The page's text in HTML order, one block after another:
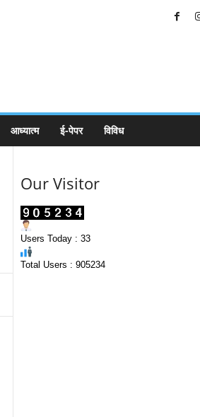
आध्यात्म ई-पेपर विविध
Our Visitor
Users Today : 33
Total Users : 905234